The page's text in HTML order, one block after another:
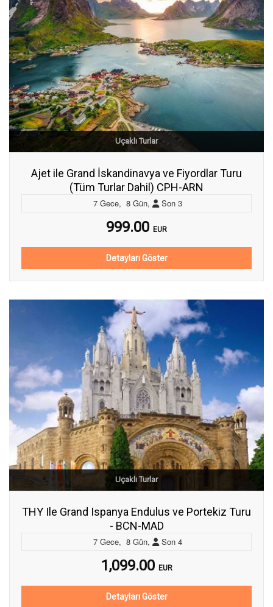
Uçaklı Turlar
Ajet ile Grand İskandinavya ve Fiyordlar Turu
(Tüm Turlar Dahil) CPH-ARN
7 Gece, 8 Gün, Son 3
999.00 EUR
Detayları Göster
Uçaklı Turlar
THY Ile Grand Ispanya Endulus ve Portekiz Turu
- BCN-MAD
7 Gece, 8 Gün, Son 4
1,099.00 EUR
Detayları Göster